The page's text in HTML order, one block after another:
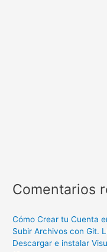
Comentarios
Cómo Crear tu Cuenta
Subir Archivos con Git.
Descargar e instalar